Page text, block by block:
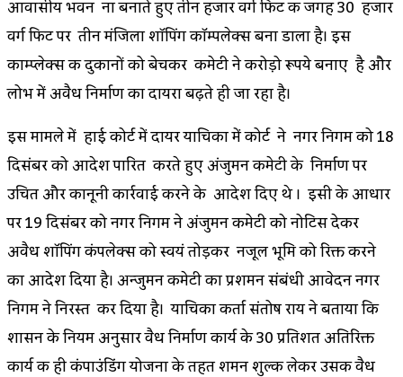
आवासीय भवन ना बनाते हुए तीन हजार वर्ग फिट की जगह 30 हजार
वर्ग फिट पर तीन मंजिला शॉपिंग कॉम्पलेक्स बना डाला है। इस
काम्प्लेक्स की दुकानों को बेचकर कमेटी ने करोड़ो रूपये बनाए है और
लोभ में अवैध निर्माण का दायरा बढ़ते ही जा रहा है।
इस मामले में हाई कोर्ट में दायर याचिका में कोर्ट ने नगर निगम को 18
दिसंबर को आदेश पारित करते हुए अंजुमन कमेटी के निर्माण पर
उचित और कानूनी कार्रवाई करने के आदेश दिए थे । इसी के आधार
पर 19 दिसंबर को नगर निगम ने अंजुमन कमेटी को नोटिस देकर
अवैध शॉपिंग कंपलेक्स को स्वयं तोड़कर नजूल भूमि को रिक्त करने
का आदेश दिया है। अन्जुमन कमेटी का प्रशमन संबंधी आवेदन नगर
निगम ने निरस्त कर दिया है। याचिका कर्ता संतोष राय ने बताया कि
शासन के नियम अनुसार वैध निर्माण कार्य के 30 प्रतिशत अतिरिक्त
कार्य की ही कंपाउंडिंग योजना के तहत शमन शुल्क लेकर उसकी वैध